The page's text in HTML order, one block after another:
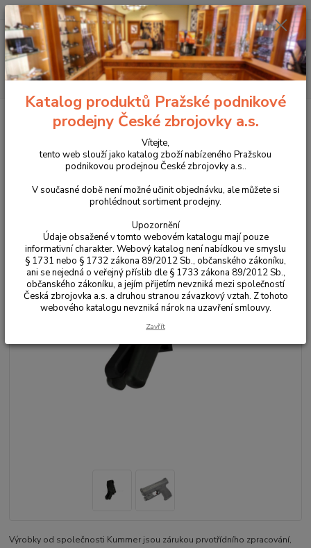
Menu
Hledat
+420 225 375 800
Příslušenství, doplňky a náhradní díly Pro pistole
Duralová spoušť pro CZ P-10
Duralová spoušť pro CZ P-10
Výrobky od společnosti Kummer jsou zárukou prvotřídního zpracování,
Katalog produktů Pražské podnikové
prodejny České zbrojovky a.s.
Vítejte,
tento web slouží jako katalog zboží nabízeného Pražskou
podnikovou prodejnou České zbrojovky a.s..
V současné době není možné učinit objednávku, ale můžete si
prohlédnout sortiment prodejny.
Upozornění
Údaje obsažené v tomto webovém katalogu mají pouze
informativní charakter. Webový katalog není nabídkou ve smyslu
§ 1731 nebo § 1732 zákona 89/2012 Sb., občanského zákoníku,
ani se nejedná o veřejný příslib dle § 1733 zákona 89/2012 Sb.,
občanského zákoníku, a jejím přijetím nevzniká mezi společností
Česká zbrojovka a.s. a druhou stranou závazkový vztah. Z tohoto
webového katalogu nevzniká nárok na uzavření smlouvy.
Zavřít